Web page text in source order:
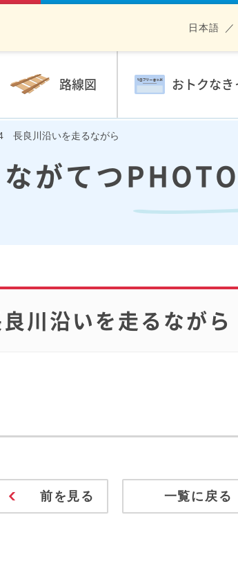
路線図 おトクなき
日本語
長良川沿いを走るながら
ながてつ
沿いを走るながら
前を見る 一覧に戻る